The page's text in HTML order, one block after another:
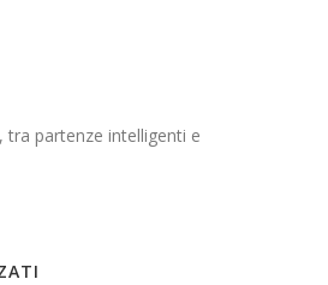
tra partenze intelligenti e